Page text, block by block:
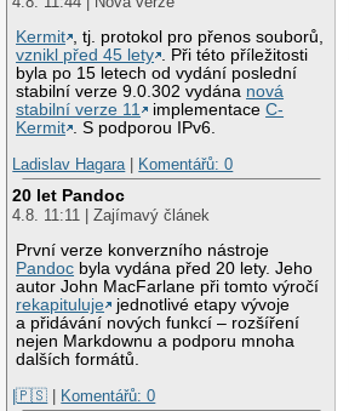
Kermit , tj. protokol pro přenos souborů,
vznikl před 45 lety . Při této příležitosti
byla po 15 letech od vydání poslední
stabilní verze 9.0.302 vydána nová
stabilní verze 11
implementaceC-
Kermit . S podporou IPv6.
Ladislav Hagara | Komentářů: 0
20 let Pandoc
4.8. 11:11 | Zajímavý článek
První verze konverzního nástroje
Pandoc byla vydána před 20 lety. Jeho
autor John MacFarlane při tomto výročí
rekapituluje
jednotlivé etapy vývoje
a přidávání nových funkcí – rozšíření
nejen Markdownu a podporu mnoha
dalších formátů.
|🇵🇸 | Komentářů: 0